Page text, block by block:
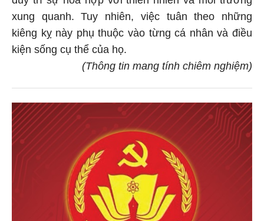
xung quanh. Tuy nhiên, việc tuân theo những
kiêng kỵ này phụ thuộc vào từng cá nhân và điều
kiện sống cụ thể của họ.
(Thông tin mang tính chiêm nghiệm)